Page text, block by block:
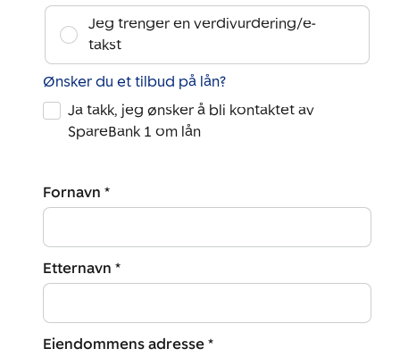
Jeg trenger en verdivurdering/e-
takst
Ønsker du et tilbud på lån?
Ja takk, jeg ønsker å bli kontaktet av
SpareBank 1 om lån
Fornavn *
Etternavn *
Eiendommens adresse *